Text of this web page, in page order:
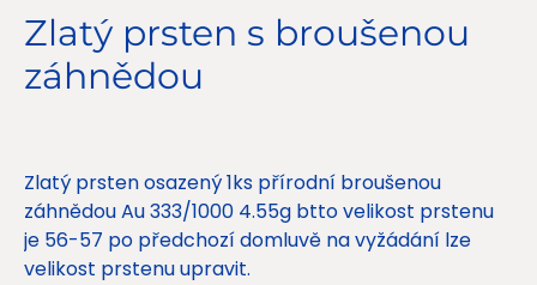
Zlatý prsten s broušenou
záhnědou
Zlatý prsten osazený 1ks přírodní broušenou
záhnědou Au 333/1000 4.55g btto velikost prstenu
je 56-57 po předchozí domluvě na vyžádání lze
velikost prstenu upravit.